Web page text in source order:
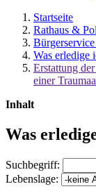
Startseite
Rathaus &
Was erledige
Erstattung
einer
Inhalt
Was
Suchbegriff:
Lebenslage: